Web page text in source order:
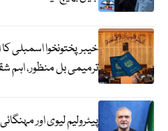
خیبرپختونخوا اسمبلی
ترمیمی بل منظور، اہم
پیٹرولیم لیوی اور